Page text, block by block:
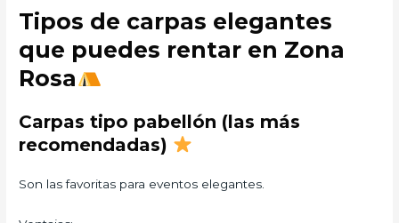
Tipos de carpas elegantes
que puedes rentar en Zona
Rosa
Carpas tipo pabellón (las más
recomendadas)
Son las favoritas para eventos elegantes.